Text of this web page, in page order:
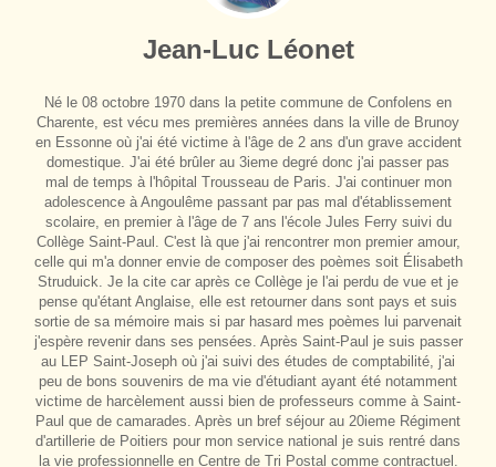
Jean-Luc Léonet
Né le 08 octobre 1970 dans la petite commune de Confolens en
Charente, est vécu mes premières années dans la ville de Brunoy
en Essonne où j'ai été victime à l'âge de 2 ans d'un grave accident
domestique. J'ai été brûler au 3ieme degré donc j'ai passer pas
mal de temps à l'hôpital Trousseau de Paris. J'ai continuer mon
adolescence à Angoulême passant par pas mal d'établissement
scolaire, en premier à l'âge de 7 ans l'école Jules Ferry suivi du
Collège Saint-Paul. C'est là que j'ai rencontrer mon premier amour,
celle qui m'a donner envie de composer des poèmes soit Élisabeth
Struduick. Je la cite car après ce Collège je l'ai perdu de vue et je
pense qu'étant Anglaise, elle est retourner dans sont pays et suis
sortie de sa mémoire mais si par hasard mes poèmes lui parvenait
j'espère revenir dans ses pensées. Après Saint-Paul je suis passer
au LEP Saint-Joseph où j'ai suivi des études de comptabilité, j'ai
peu de bons souvenirs de ma vie d'étudiant ayant été notamment
victime de harcèlement aussi bien de professeurs comme à Saint-
Paul que de camarades. Après un bref séjour au 20ieme Régiment
d'artillerie de Poitiers pour mon service national je suis rentré dans
la vie professionnelle en Centre de Tri Postal comme contractuel.